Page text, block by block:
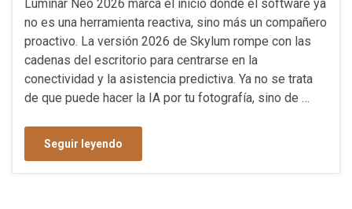
Luminar Neo 2026 marca el inicio donde el software ya
no es una herramienta reactiva, sino más un compañero
proactivo. La versión 2026 de Skylum rompe con las
cadenas del escritorio para centrarse en la
conectividad y la asistencia predictiva. Ya no se trata
de que puede hacer la IA por tu fotografía, sino de …
Seguir leyendo